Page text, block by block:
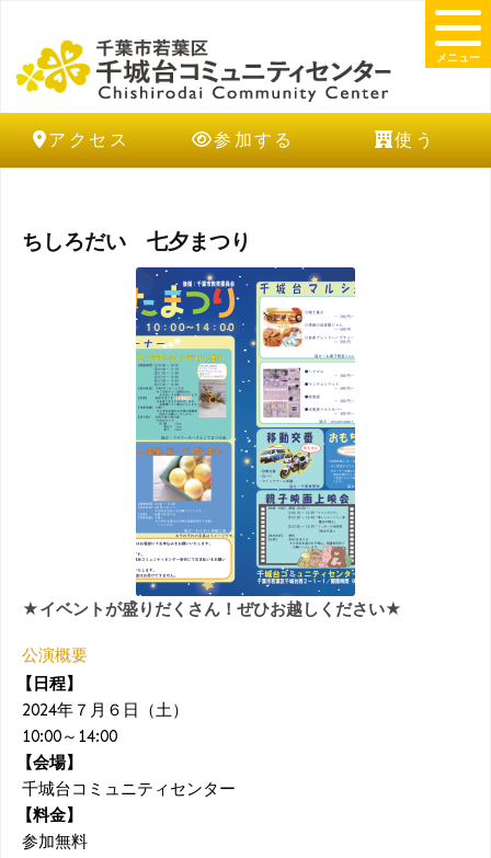
アクセス 参加する 使う
メニュー
ちしろだい 七夕まつり
★イベントが盛りだくさん！ぜひお越しください★
公演概要
【日程】
2024年７月６日（土）
10:00～14:00
【会場】
千城台コミュニティセンター
【料金】
参加無料